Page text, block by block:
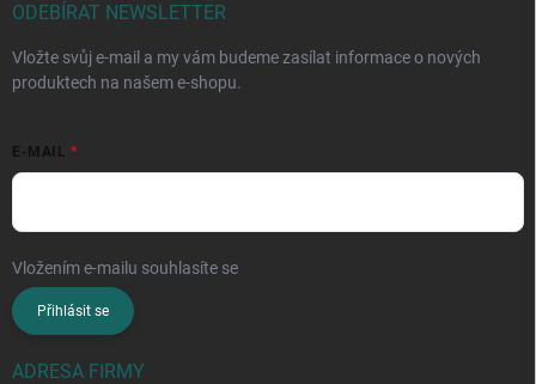
ODEBÍRAT NEWSLETTER
Vložte svůj e-mail a my vám budeme zasílat informace o nových
produktech na našem e-shopu.
E-MAIL
Vložením e-mailu souhlasíte se
Přihlásit se
ADRESA FIRMY